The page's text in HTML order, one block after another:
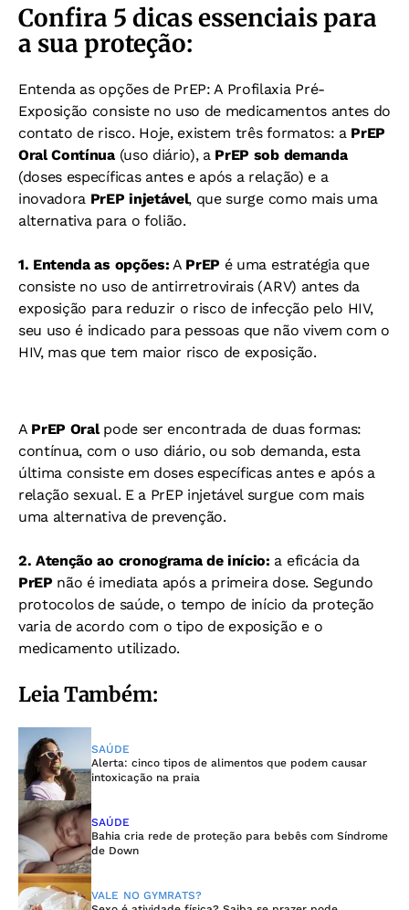
Confira 5 dicas essenciais para
a sua proteção:
Entenda as opções de PrEP: A Profilaxia Pré-
Exposição consiste no uso de medicamentos antes do
contato de risco. Hoje, existem três formatos: a PrEP
Oral Contínua(uso diário), a PrEP sob demanda
(doses específicas antes e após a relação) e a
inovadora PrEP injetável, que surge como mais uma
alternativa para o folião.
1. Entenda as opções: A PrEP é uma estratégia que
consiste no uso de antirretrovirais (ARV) antes da
exposição para reduzir o risco de infecção pelo HIV,
seu uso é indicado para pessoas que não vivem com o
HIV, mas que tem maior risco de exposição.
A PrEP Oralpode ser encontrada de duas formas:
contínua, com o uso diário, ou sob demanda, esta
última consiste em doses específicas antes e após a
relação sexual. E a PrEP injetável surgue com mais
uma alternativa de prevenção.
2. Atenção ao cronograma de início: a eficácia da
PrEP não é imediata após a primeira dose. Segundo
protocolos de saúde, o tempo de início da proteção
varia de acordo com o tipo de exposição e o
medicamento utilizado.
Leia Também:
SAÚDE
Alerta: cinco tipos de alimentos que podem causar
intoxicação na praia
SAÚDE
Bahia cria rede de proteção para bebês com Síndrome
de Down
VALE NO GYMRATS?